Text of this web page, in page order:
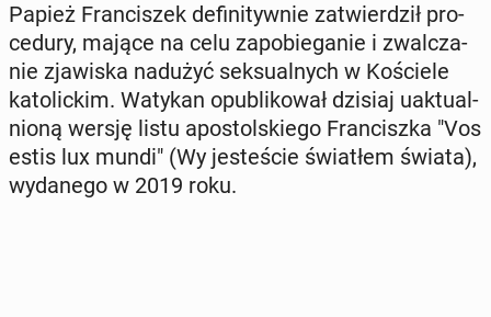
Papież Fran­ci­szek de­fi­ni­tyw­nie za­twier­dził pro­
ce­du­ry, mające na celu za­po­bie­ga­nie i zwal­cza­
nie zja­wi­ska nadużyć sek­su­al­nych w Ko­ście­le
ka­to­lic­kim. Watykan opu­bli­ko­wał dzisiaj uak­tu­al­
nio­ną wersję listu apo­stol­skie­go Fran­cisz­ka "Vos
estis lux mundi" (Wy je­ste­ście świa­tłem świata),
wy­da­ne­go w 2019 roku.